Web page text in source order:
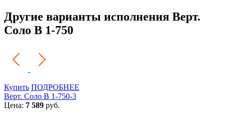
Другие варианты исполнения Верт.
Соло В 1-750
Купить ПОДРОБНЕЕ
Верт. Соло В 1-750-3
Цена: 7 589 руб.